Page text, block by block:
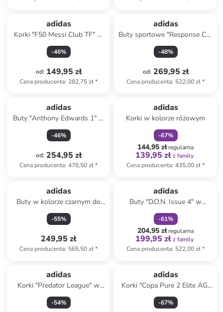
adidas
Korki "F50 Messi Club TF" w
kolorze białym
-46%
od: 149,95 zł
Cena producenta: 282,75 zł*
adidas
Buty sportowe "Response CL"
w kolorze szarym
-48%
od: 269,95 zł
Cena producenta: 522,00 zł*
adidas
Buty "Anthony Edwards 1" w
kolorze beżowo-czarnym do
koszykówki
-46%
od: 254,95 zł
Cena producenta: 478,50 zł*
adidas
Korki w kolorze różowym
-67%
144,95 złregularna
139,95 zł z family
Cena producenta: 435,00 zł*
adidas
Buty w kolorze czarnym do
joggingu
-55%
249,95 zł
Cena producenta: 565,50 zł*
adidas
Buty "D.O.N. Issue 4" w
kolorze fioletowym do
koszykówki
-61%
204,95 złregularna
199,95 zł z family
Cena producenta: 522,00 zł*
adidas
Korki "Predator League" w
kolorze białym
-54%
adidas
Korki "Copa Pure 2 Elite AG"
w kolorze białym
-67%